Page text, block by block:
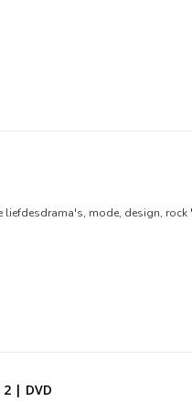
liefdesdrama's, mode, design,
2 | DVD